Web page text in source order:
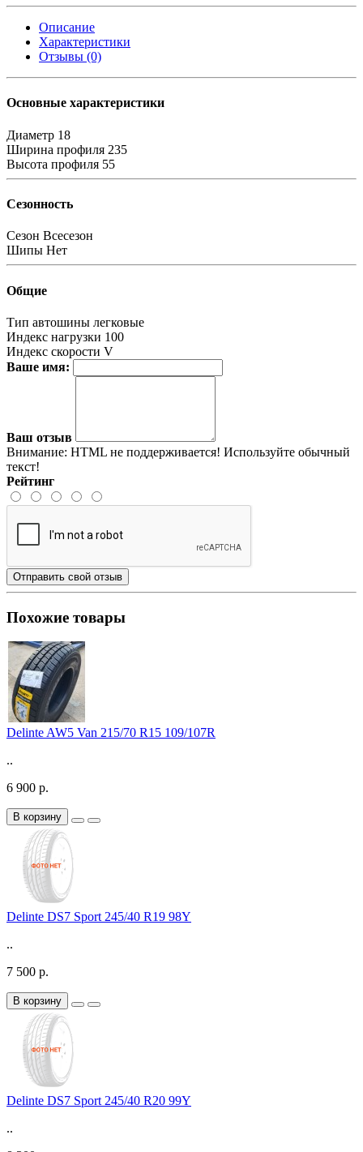
Описание
Характеристики
Отзывы (0)
Основные характеристики
Диаметр 18
Ширина профиля 235
Высота профиля 55
Сезонность
Сезон Всесезон
Шипы Нет
Общие
Тип автошины легковые
Индекс нагрузки 100
Индекс скорости V
Ваше имя:
Ваш отзыв
Внимание: HTML не поддерживается! Используйте обычный
текст!
Рейтинг
Отправить свой отзыв
Похожие товары
Delinte AW5 Van 215/70 R15 109/107R
..
6 900 р.
В корзину
Delinte DS7 Sport 245/40 R19 98Y
..
7 500 р.
В корзину
Delinte DS7 Sport 245/40 R20 99Y
..